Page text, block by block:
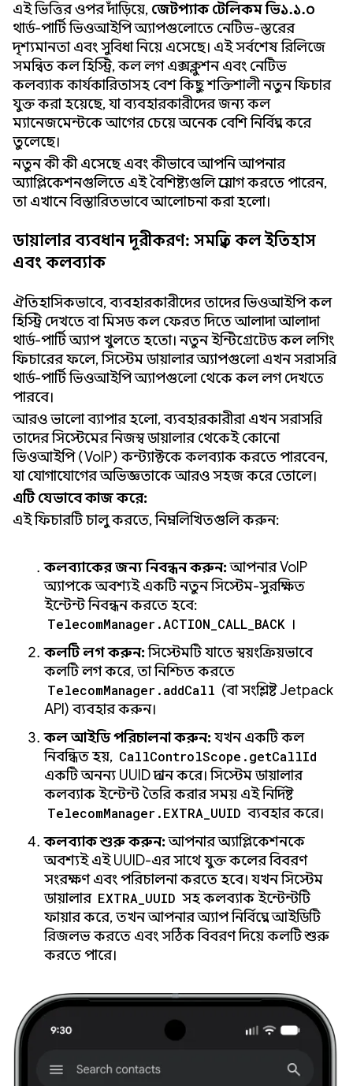
এই ভিত্তির ওপর দাঁড়িয়ে, জেটপ্যাক টেলিকম ভি১.১.০
থার্ড-পার্টি ভিওআইপি অ্যাপগুলোতে নেটিভ-স্তরের
দৃশ্যমানতা এবং সুবিধা নিয়ে এসেছে। এই সর্বশেষ রিলিজে
সমন্বিত কল হিস্ট্রি, কল লগ এক্সক্লুশন এবং নেটিভ
কলব্যাক কার্যকারিতাসহ বেশ কিছু শক্তিশালী নতুন ফিচার
যুক্ত করা হয়েছে, যা ব্যবহারকারীদের জন্য কল
ম্যানেজমেন্টকে আগের চেয়ে অনেক বেশি নির্বিঘ্ন করে
তুলেছে।
নতুন কী কী এসেছে এবং কীভাবে আপনি আপনার
অ্যাপ্লিকেশনগুলিতে এই বৈশিষ্ট্যগুলি প্রয়োগ করতে পারেন,
তা এখানে বিস্তারিতভাবে আলোচনা করা হলো।
ডায়ালার ব্যবধান দূরীকরণ: সমন্বিত কল ইতিহাস
এবং কলব্যাক
ঐতিহাসিকভাবে, ব্যবহারকারীদের তাদের ভিওআইপি কল
হিস্ট্রি দেখতে বা মিসড কল ফেরত দিতে আলাদা আলাদা
থার্ড-পার্টি অ্যাপ খুলতে হতো। নতুন ইন্টিগ্রেটেড কল লগিং
ফিচারের ফলে, সিস্টেম ডায়ালার অ্যাপগুলো এখন সরাসরি
থার্ড-পার্টি ভিওআইপি অ্যাপগুলো থেকে কল লগ দেখতে
পারবে।
আরও ভালো ব্যাপার হলো, ব্যবহারকারীরা এখন সরাসরি
তাদের সিস্টেমের নিজস্ব ডায়ালার থেকেই কোনো
ভিওআইপি (VoIP) কন্ট্যাক্টকে কলব্যাক করতে পারবেন,
যা যোগাযোগের অভিজ্ঞতাকে আরও সহজ করে তোলে।
এটি যেভাবে কাজ করে:
এই ফিচারটি চালু করতে, নিম্নলিখিতগুলি করুন:
কলব্যাকের জন্য নিবন্ধন করুন:আপনার VoIP
অ্যাপকে অবশ্যই একটি নতুন সিস্টেম-সুরক্ষিত
ইন্টেন্ট নিবন্ধন করতে হবে:
TelecomManager.ACTION_CALL_BACK ।
কলটি লগ করুন:সিস্টেমটি যাতে স্বয়ংক্রিয়ভাবে
কলটি লগ করে, তা নিশ্চিত করতে
TelecomManager.addCall (বা সংশ্লিষ্ট Jetpack
API) ব্যবহার করুন।
কল আইডি পরিচালনা করুন: যখন একটি কল
নিবন্ধিত হয়, CallControlScope.getCallId
একটি অনন্য UUID প্রদান করে। সিস্টেম ডায়ালার
কলব্যাক ইন্টেন্ট তৈরি করার সময় এই নির্দিষ্ট
TelecomManager.EXTRA_UUID ব্যবহার করে।
কলব্যাক শুরু করুন:আপনার অ্যাপ্লিকেশনকে
অবশ্যই এই UUID-এর সাথে যুক্ত কলের বিবরণ
সংরক্ষণ এবং পরিচালনা করতে হবে। যখন সিস্টেম
ডায়ালার EXTRA_UUID সহ কলব্যাক ইন্টেন্টটি
ফায়ার করে, তখন আপনার অ্যাপ নির্বিঘ্নে আইডিটি
রিজলভ করতে এবং সঠিক বিবরণ দিয়ে কলটি শুরু
করতে পারে।